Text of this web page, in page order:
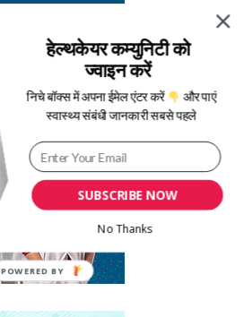
SUBSCRIBE NOW
हेल्थकेयर कम्युनिटी को
ज्वाइन करें
निचे बॉक्स में अपना ईमेल एंटर करें
और पाएं
स्वास्थ्य संबंधी जानकारी सबसे पहले
No Thanks
POWERED BY